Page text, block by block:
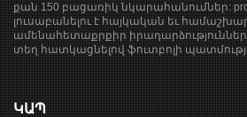
քան 150 բացառիկ նկարահանումներ:
լուսաբանելու է հայկական եւ
ամենահետաքրքիր
տեղ հատկացնելով ֆուտբոլի
ԿԱՊ